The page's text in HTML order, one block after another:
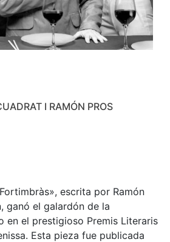
I RAMÓN PROS
Fortimbràs», escrita por Ramón
ganó el galardón de la
en el prestigioso Premis Literaris
. Esta pieza fue publicada